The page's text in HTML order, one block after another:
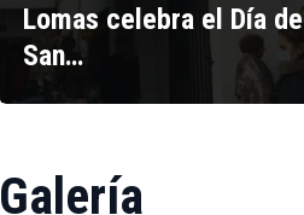
Lomas celebra el Día de
San…
Galería